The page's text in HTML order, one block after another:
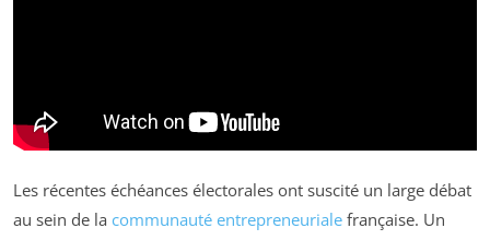
Les récentes échéances électorales ont suscité un large débat
au sein de la communauté entrepreneuriale française. Un